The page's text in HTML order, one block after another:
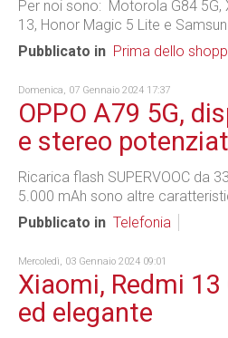
Per noi sono: Motorola G84 5G,
13, Honor Magic 5 Lite e
Pubblicato in Prima dello
Domenica, 07 Gennaio 2024 17:37
OPPO A79 5G,
e stereo
Ricarica flash SUPERVOOC da
5.000 mAh sono altre
Pubblicato in Telefonia
Mercoledì, 03 Gennaio 2024 09:01
Xiaomi, Redmi
ed elegante